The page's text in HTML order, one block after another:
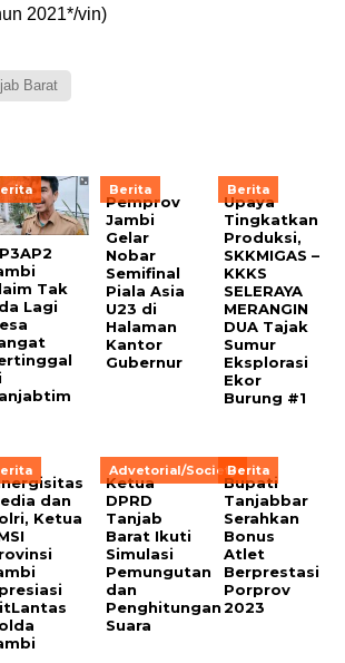
2021*/vin)
Barat
Tak
Lagi
Berita
Pemprov
Jambi
Gelar
Nobar
Semifinal
Piala Asia
U23 di
Halaman
Kantor
Gubernur
Berita
Upaya
Tingkatkan
Produksi,
SKKMIGAS –
KKKS
SELERAYA
MERANGIN
DUA Tajak
Sumur
Eksplorasi
Ekor
Burung #1
dan
Ketua
Advetorial/Society
Ketua
DPRD
Tanjab
Barat Ikuti
Simulasi
Pemungutan
dan
Penghitungan
Suara
Berita
Bupati
Tanjabbar
Serahkan
Bonus
Atlet
Berprestasi
Porprov
2023